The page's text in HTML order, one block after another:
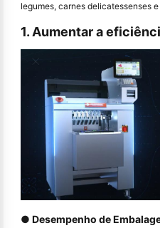
legumes, carnes delicatessenses
1. Aumentar a
● Desempenho de